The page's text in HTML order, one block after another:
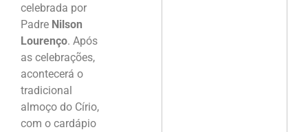
celebrada por
Padre Nilson
Lourenço. Após
as celebrações,
acontecerá o
tradicional
almoço do Círio,
com o cardápio